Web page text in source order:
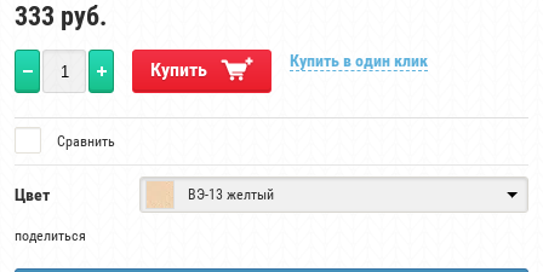
333 руб.
Купить Купить в один клик
Сравнить
Цвет ВЭ-13 желтый
поделиться